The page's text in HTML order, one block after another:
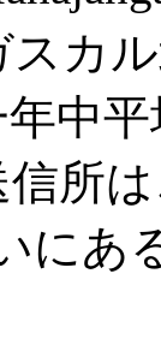
カ
中
所
にあ